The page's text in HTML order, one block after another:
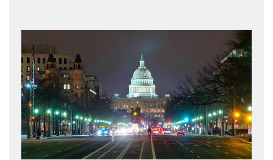
nhanh chóng môi trường học tại Canada.Xem
thêm